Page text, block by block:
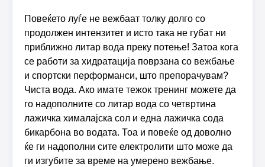
Повеќето луѓе не вежбаат толку долго со
продолжен интензитет и исто така не губат ни
приближно литар вода преку потење! Затоа кога
се работи за хидратација поврзана со вежбање
и спортски перформанси, што препорачувам?
Чиста вода. Ако имате тежок тренинг можете да
го надополните со литар вода со четвртина
лажичка хималајска сол и една лажичка сода
бикарбона во водата. Тоа и повеќе од доволно
ќе ги надополни сите електролити што може да
ги изгубите за време на умерено вежбање.